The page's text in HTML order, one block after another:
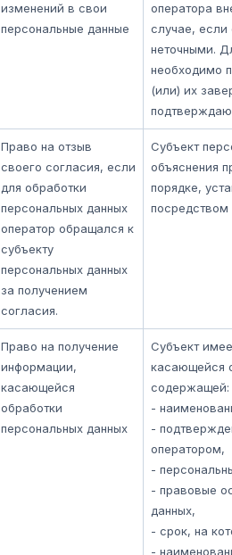
изменений в свои
персональные данные
оператора
случае,
неточными.
необходимо
(или) их
Право на отзыв
своего согласия, если
для обработки
персональных данных
оператор обращался к
субъекту
персональных данных
за получением
согласия.
Субъект
объяснения
порядке,
посредством
Право на получение
информации,
касающейся
обработки
персональных данных
Субъект
касающейся
содержащей:
-
-
оператором,
-
- правовые
данных,
- срок, на
-